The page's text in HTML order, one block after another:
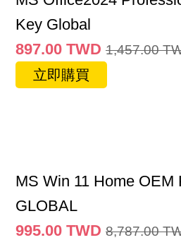
Key Global
897.00 TWD 1,457.00
立即購買
MS Win 11 Home OEM
GLOBAL
995.00 TWD 8,787.00